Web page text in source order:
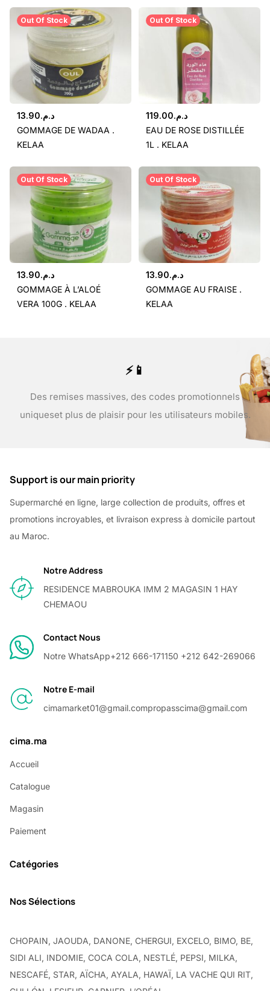
Out Of Stock
د.م.13.90
GOMMAGE DE WADAA .
KELAA
Out Of Stock
د.م.119.00
EAU DE ROSE DISTILLÉE
1L . KELAA
Out Of Stock
د.م.13.90
GOMMAGE À L’ALOÉ
VERA 100G . KELAA
Out Of Stock
د.م.13.90
GOMMAGE AU FRAISE .
KELAA
⚡📱
Des remises massives, des codes promotionnels
uniqueset plus de plaisir pour les utilisateurs mobiles.
Support is our main priority
Supermarché en ligne, large collection de produits, offres et
promotions incroyables, et livraison express à domicile partout
au Maroc.
Notre Address
RESIDENCE MABROUKA IMM 2 MAGASIN 1 HAY
CHEMAOU
Contact Nous
Notre WhatsApp+212 666-171150 +212 642-269066
Notre E-mail
cimamarket01@gmail.compropasscima@gmail.com
cima.ma
Accueil
Catalogue
Magasin
Paiement
Catégories
Nos Sélections
CHOPAIN, JAOUDA, DANONE, CHERGUI, EXCELO, BIMO, BE,
SIDI ALI, INDOMIE, COCA COLA, NESTLÉ, PEPSI, MILKA,
NESCAFÉ, STAR, AÏCHA, AYALA, HAWAÏ, LA VACHE QUI RIT,